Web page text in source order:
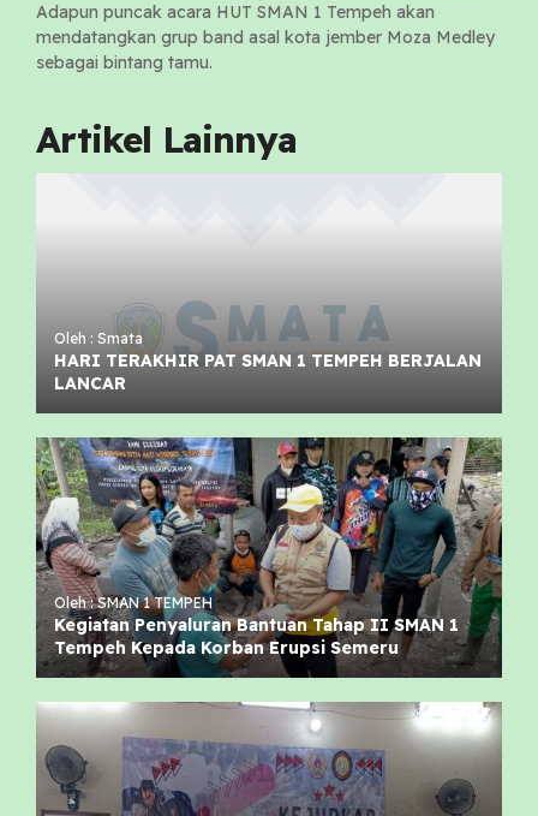
Adapun puncak acara HUT SMAN 1 Tempeh akan
mendatangkan grup band asal kota jember Moza Medley
sebagai bintang tamu.
Artikel Lainnya
Oleh : Smata
HARI TERAKHIR PAT SMAN 1 TEMPEH BERJALAN
LANCAR
Oleh : SMAN 1 TEMPEH
Kegiatan Penyaluran Bantuan Tahap II SMAN 1
Tempeh Kepada Korban Erupsi Semeru